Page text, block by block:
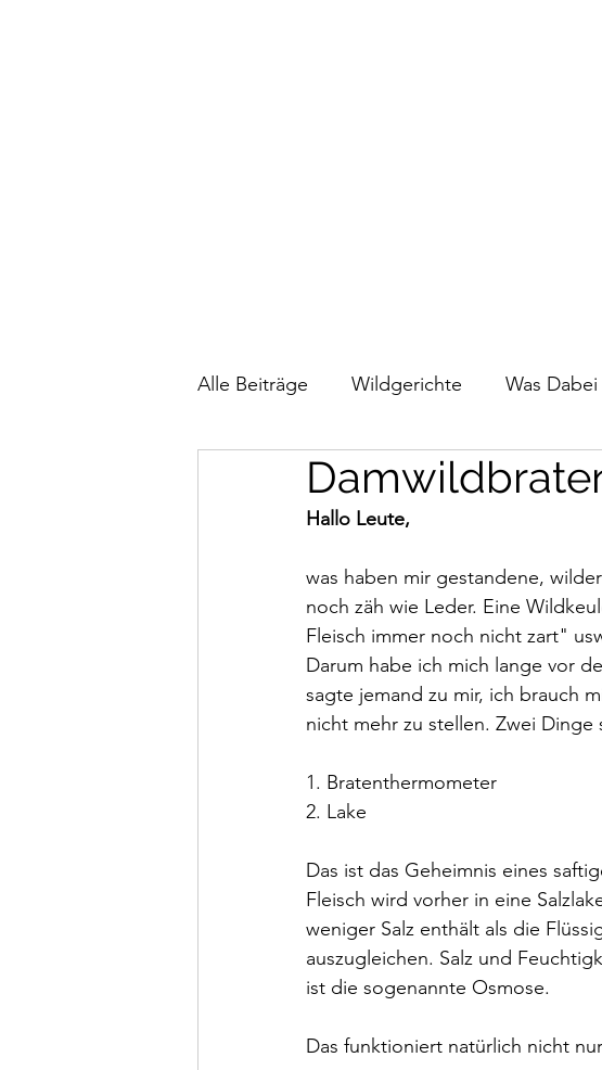
Alle Beiträge Wildgerichte Was Dabei
Hallo Leute,
was haben mir gestandene,
noch zäh wie Leder. Eine
Fleisch immer noch nicht zart"
Darum habe ich mich lange vor
sagte jemand zu mir, ich brauch
nicht mehr zu stellen. Zwei Dinge
1. Bratenthermometer
2. Lake
Das ist das Geheimnis eines
Fleisch wird vorher in eine
weniger Salz enthält als die
auszugleichen. Salz und
ist die sogenannte Osmose.
Das funktioniert natürlich nicht